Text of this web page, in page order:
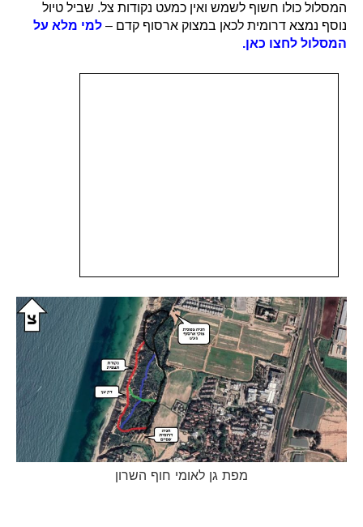
המסלול כולו חשוף לשמש ואין כמעט נקודות צל. שביל טיול
נוסף נמצא דרומית לכאן במצוק ארסוף קדם – למי מלא על
המסלול לחצו כאן.
מפת גן לאומי חוף השרון